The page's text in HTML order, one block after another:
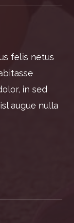
felis netus
in sed
augue nulla